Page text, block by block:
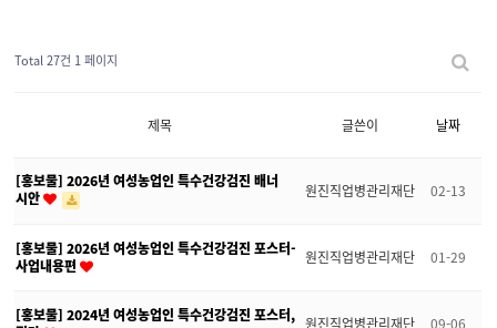
Total 27건 1 페이지
제목 글쓴이 날짜
[홍보물] 2026년 여성농업인 특수건강검진 배너
시안
원진직업병관리재단 02-13
[홍보물] 2026년 여성농업인 특수건강검진 포스터-
사업내용편
원진직업병관리재단 01-29
[홍보물] 2024년 여성농업인 특수건강검진 포스터, 원진직업병관리재단 09-06